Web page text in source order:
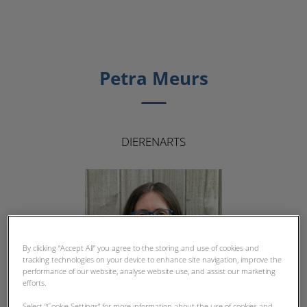
Petra Meurs
DIERENARTS
By clicking “Accept All” you agree to the storing and use of cookies and
tracking technologies on your device to enhance site navigation, improve the
performance of our website, analyse website use, and assist our marketing
efforts.